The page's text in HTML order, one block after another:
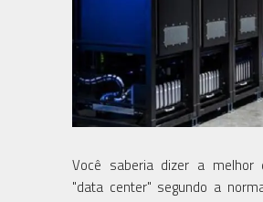
Você saberia dizer a melhor
"data center" segundo a